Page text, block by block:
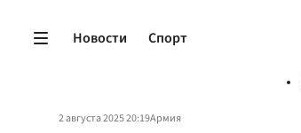
Новости Спорт
2 августа 2025 20:19Армия